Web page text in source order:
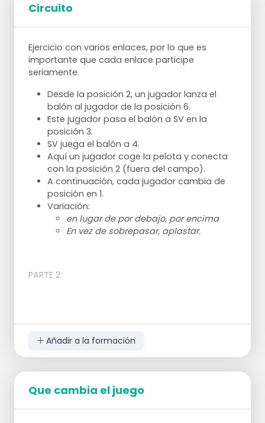
Circuito
Ejercicio con varios enlaces, por lo que es
importante que cada enlace participe
seriamente.
Desde la posición 2, un jugador lanza el
balón al jugador de la posición 6.
Este jugador pasa el balón a SV en la
posición 3.
SV juega el balón a 4.
Aquí un jugador coge la pelota y conecta
con la posición 2 (fuera del campo).
A continuación, cada jugador cambia de
posición en 1.
Variación:
en lugar de por debajo, por encima
En vez de sobrepasar, aplastar.
PARTE 2:
paso atrás, pase de ataque y golpe.
Añadir a la formación
Que cambia el juego